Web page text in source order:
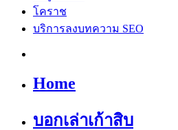
โคราช
บริการลงบทความ SEO
Home
บอกเล่าเก้าสิบ